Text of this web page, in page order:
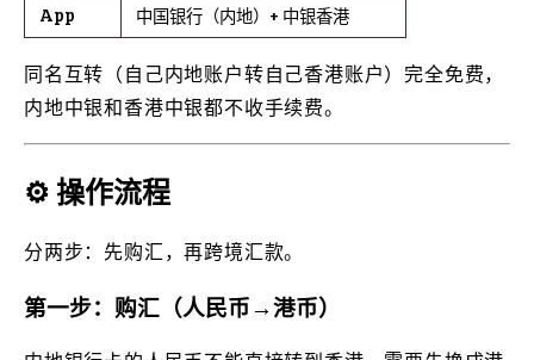
App
中国银行（内地）+ 中银香港
同名互转（自己内地账户转自己香港账户）完全免费，
内地中银和香港中银都不收手续费。
⚙️ 操作流程
分两步：先购汇，再跨境汇款。
第一步：购汇（人民币→港币）